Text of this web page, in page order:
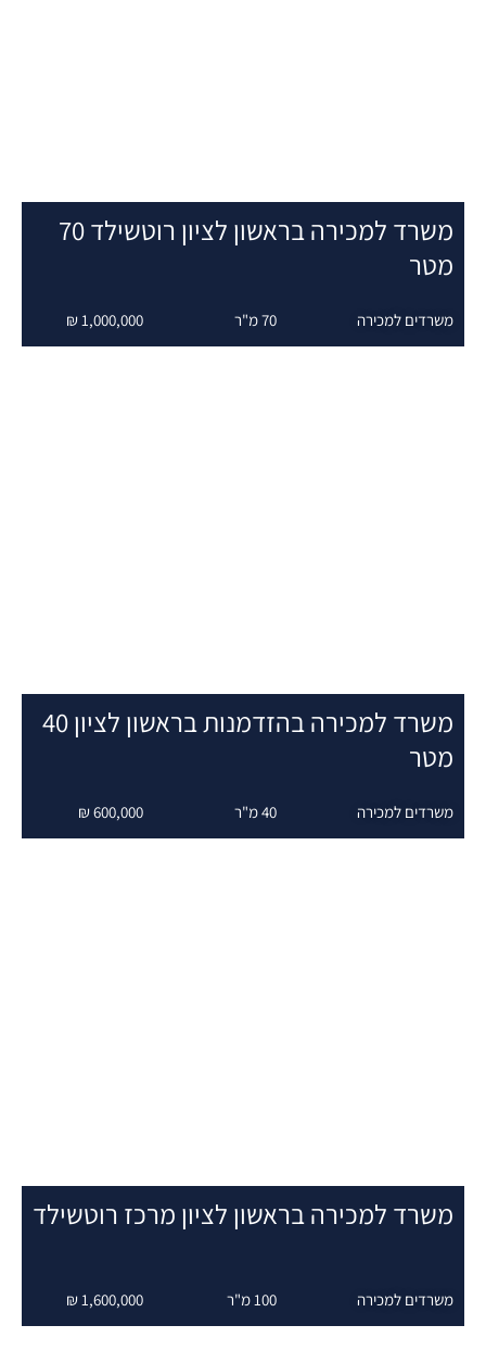
משרד למכירה בראשון לציון רוטשילד 70
למכירה 1,000,000 ₪
משרד למכירה בהזדמנות בראשון לציון 40
למכירה 600,000 ₪
למכירה בראשון לציון מרכז רוטשילד
למכירה 1,600,000 ₪